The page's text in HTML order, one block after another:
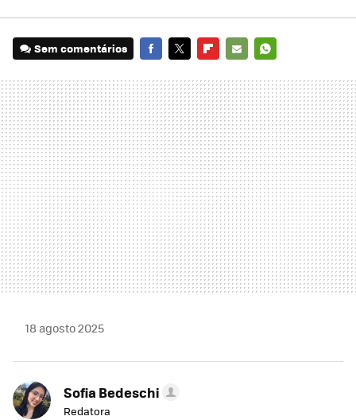
Sem comentários
MAIL
18 agosto 2025
Sofia Bedeschi
Redatora